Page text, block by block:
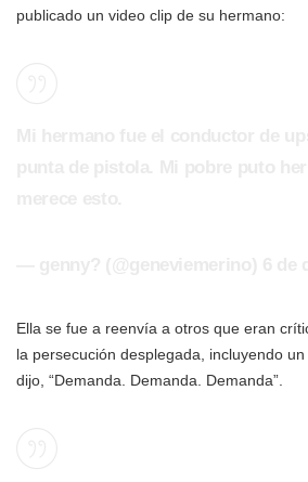
publicado un video clip de su hermano:
Ella se fue a reenvía a otros que eran
la persecución desplegada, incluyendo
dijo, “Demanda. Demanda. Demanda”.